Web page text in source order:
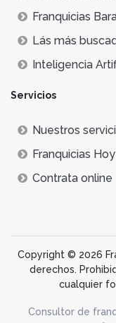
Franquicias
Lás más
Inteligencia
Servicios
Nuestros
Franquicias
Contrata online
Copyright © 2026
derechos.
cualquier
Consultor de